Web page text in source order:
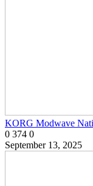
KORG Modwave
0 374 0
September 13, 2025